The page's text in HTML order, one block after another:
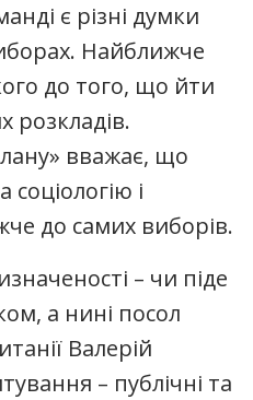
є різні думки
Найближче
до того, що йти
розкладів.
вважає, що
і
до самих виборів.
– чи піде
а нині посол
Валерій
– публічні та